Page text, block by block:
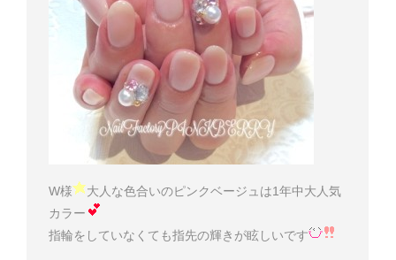
W様
大人な色合いのピンクベージュは1年中大人気
カラー
指輪をしていなくても指先の輝きが眩しいです